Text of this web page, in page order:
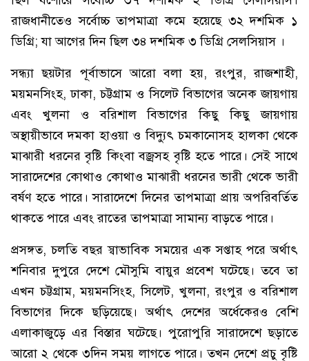
রাজধানীতেও সর্বোচ্চ তাপমাত্রা কমে হয়েছে ৩২ দশমিক ১
ডিগ্রি; যা আগের দিন ছিল ৩৪ দশমিক ৩ ডিগ্রি সেলসিয়াস ।
সন্ধ্যা ছয়টার পূর্বাভাসে আরো বলা হয়, রংপুর, রাজশাহী,
ময়মনসিংহ, ঢাকা, চট্টগ্রাম ও সিলেট বিভাগের অনেক জায়গায়
এবং খুলনা ও বরিশাল বিভাগের কিছু কিছু জায়গায়
অস্থায়ীভাবে দমকা হাওয়া ও বিদ্যুৎ চমকানোসহ হালকা থেকে
মাঝারী ধরনের বৃষ্টি কিংবা বজ্রসহ বৃষ্টি হতে পারে। সেই সাথে
সারাদেশের কোথাও কোথাও মাঝারী ধরনের ভারী থেকে ভারী
বর্ষণ হতে পারে। সারাদেশে দিনের তাপমাত্রা প্রায় অপরিবর্তিত
থাকতে পারে এবং রাতের তাপমাত্রা সামান্য বাড়তে পারে।
প্রসঙ্গত, চলতি বছর স্বাভাবিক সময়ের এক সপ্তাহ পরে অর্থাৎ
শনিবার দুপুরে দেশে মৌসুমি বায়ুর প্রবেশ ঘটেছে। তবে তা
এখন চট্টগ্রাম, ময়মনসিংহ, সিলেট, খুলনা, রংপুর ও বরিশাল
বিভাগের দিকে ছড়িয়েছে। অর্থাৎ দেশের অর্ধেকেরও বেশি
এলাকাজুড়ে এর বিস্তার ঘটেছে। পুরোপুরি সারাদেশে ছড়াতে
আরো ২ থেকে ৩দিন সময় লাগতে পারে। তখন দেশে প্রচু বৃষ্টি